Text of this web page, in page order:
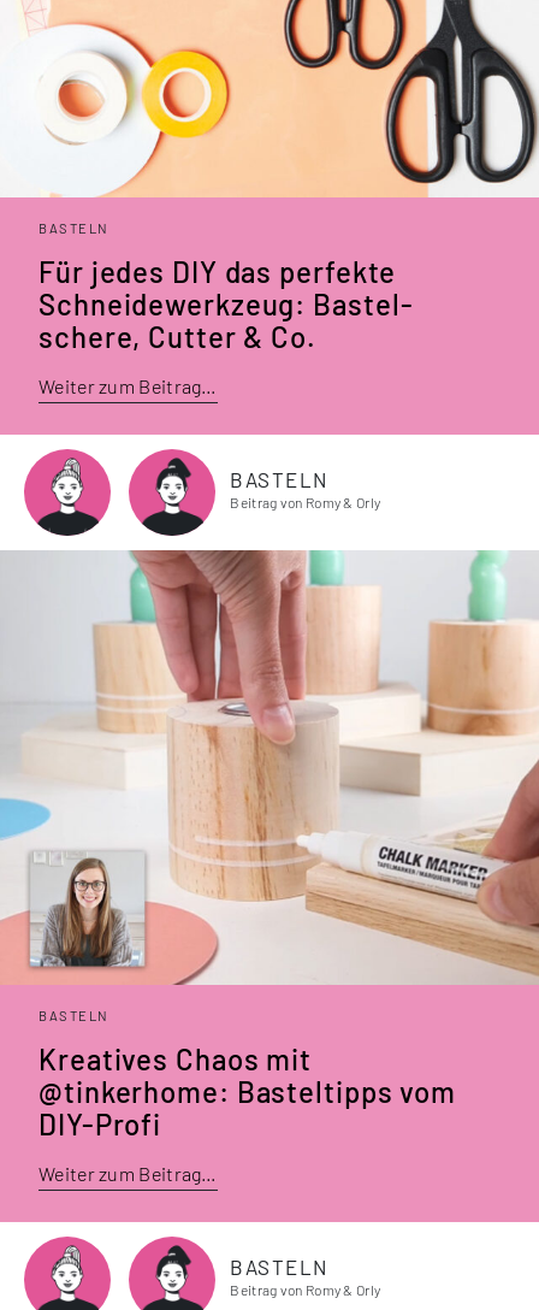
BASTELN
Für jedes DIY das perfekte
Schneide­werk­zeug: Bastel­
schere, Cutter & Co.
Weiter zum Beitrag…
BASTELN
Beitrag von Romy & Orly
BASTELN
Kreatives Chaos mit
@tinkerhome: Basteltipps vom
DIY-Profi
Weiter zum Beitrag…
BASTELN
Beitrag von Romy & Orly